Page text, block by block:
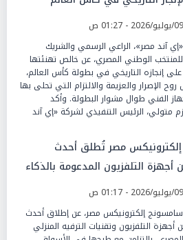
آند مصر»، الراعي الرسمي والشريك
الوطني المصري، عن خالص تهنئتها
إنجازه التاريخي في بطولة كأس العالم،
الإصرار والعزيمة والالتزام التي تحلى بها
الفني طوال مشوار البطولة. وأكد
متولي، الرئيس التنفيذي لشركة «إي آند
مصر تُطلق أحدث
التلفزيون المدعومة بالذكاء
إلكترونيكس مصر، عن إطلاق أحدث
أجهزة التلفزيون وتقنيات الترفيه المنزلي